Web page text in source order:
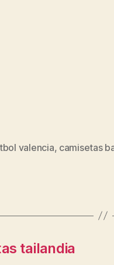
valencia, camisetas
tailandia